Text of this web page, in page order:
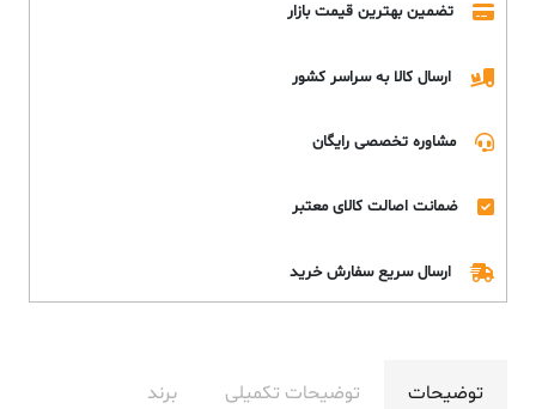
تضمین بهترین قیمت بازار
ارسال کالا به سراسر کشور
مشاوره تخصصی رایگان
ضمانت اصالت کالای معتبر
ارسال سریع سفارش خرید
توضیحات توضیحات تکمیلی برند